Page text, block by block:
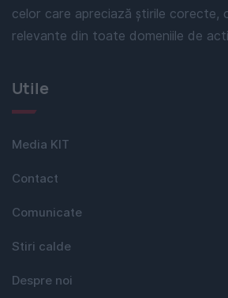
celor care apreciază știrile corecte,
relevante din toate domeniile de
Utile
Media KIT
Contact
Comunicate
Stiri calde
Despre noi